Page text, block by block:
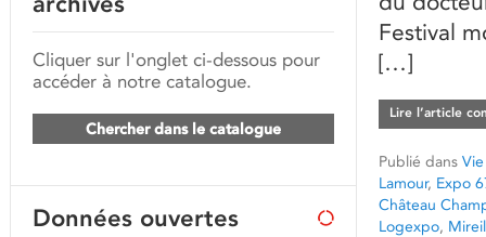
Festival
[…]
Lire l’article
Publié dans
Lamour, Expo
Château
Logexpo,
Cliquer sur l'onglet ci-dessous pour
accéder à notre catalogue.
Chercher dans le catalogue
Données ouvertes